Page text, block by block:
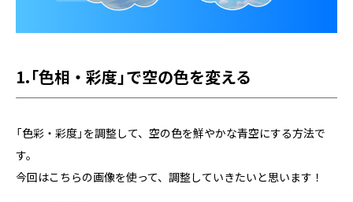
1.「色相・彩度」で空の色を変える
「色彩・彩度」を調整して、空の色を鮮やかな青空にする方法で
す。
今回はこちらの画像を使って、調整していきたいと思います！